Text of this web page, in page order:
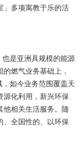
」多项寓教于乐的活
是亚洲具规模的能源
燃气业务基础上，
如今业务范围覆盖天
源化利用，新兴环保
他相关生活服务。随
、全国性的、以环保